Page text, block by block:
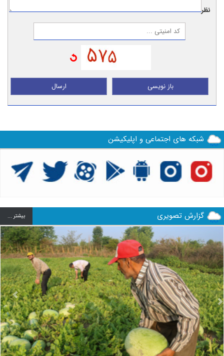
نظر:
ارسال باز نویسی
شبکه های اجتماعی و اپلیکیشن
گزارش تصویری بيشتر ...
Next